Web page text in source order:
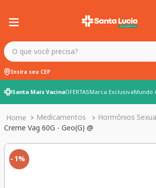
O que você precisa?
Insira seu CEP
Santa Mais VacinaOFERTASMarca ExclusivaMundo
Medicamentos Hormônios
Creme Vag 60G - Geo(G) @
1%